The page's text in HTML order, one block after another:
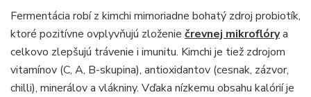
Fermentácia robí z kimchi mimoriadne bohatý zdroj probiotík,
ktoré pozitívne ovplyvňujú zloženie črevnej mikroflórya
celkovo zlepšujú trávenie i imunitu. Kimchi je tiež zdrojom
vitamínov (C, A, B-skupina), antioxidantov (cesnak, zázvor,
chilli), minerálov a vlákniny. Vďaka nízkemu obsahu kalórií je